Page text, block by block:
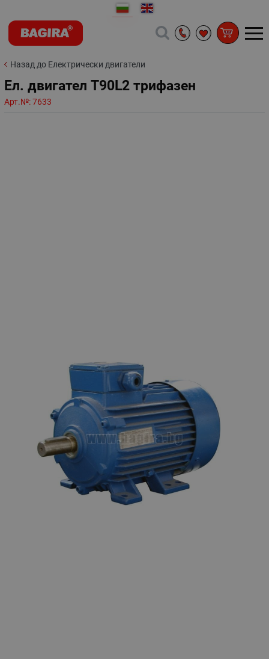
Назад до Електрически двигатели
Ел. двигател T90L2 трифазен
Арт.№:7633